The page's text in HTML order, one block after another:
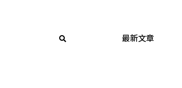
最新文章